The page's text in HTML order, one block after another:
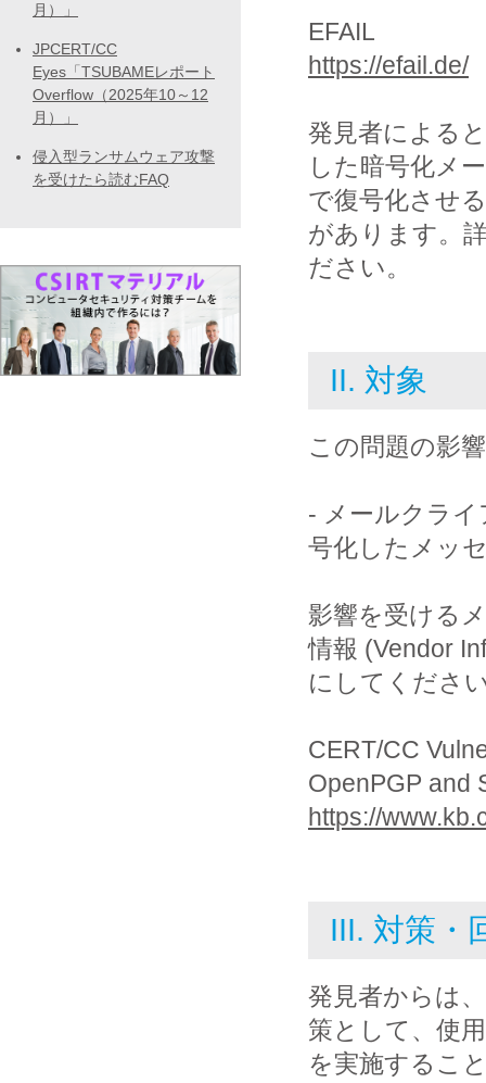
EFAIL
https://efail.de/
発見者による
した暗号化メ
で復号化させ
があります。
ださい。
II. 対象
この問題の影
- メールクライ
号化したメッ
影響を受ける
情報 (Vendor
にしてくださ
CERT/CC
OpenPGP and
https://
III. 対策・
発見者からは
策として、使
を実施するこ
月）」
JPCERT/CC
Eyes「TSUBAMEレポート
Overflow（2025年10～12
月）」
侵入型ランサムウェア攻撃
を受けたら読むFAQ